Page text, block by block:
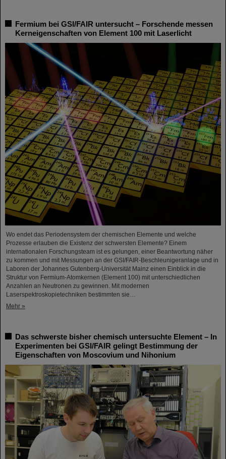
Fermium bei GSI/FAIR untersucht – Forschende messen
Kerneigenschaften von Element 100 mit Laserlicht
Wo endet das Periodensystem der chemischen Elemente und welche
Prozesse erlauben die Existenz der schwersten Elemente? Einem
internationalen Forschungsteam ist es gelungen, einer Beantwortung näher
zu kommen und mit Messungen an der GSI/FAIR-Beschleunigeranlage und in
Laboren der Johannes Gutenberg-Universität Mainz einen Einblick in die
Struktur von Fermium-Atomkernen (Element 100) mit unterschiedlichen
Anzahlen an Neutronen zu gewinnen. Mit modernen
Laserspektroskopietechniken bestimmten sie…
Mehr »
Das schwerste bisher chemisch untersuchte Element – In
Experimenten bei GSI/FAIR gelingt Bestimmung der
Eigenschaften von Moscovium und Nihonium